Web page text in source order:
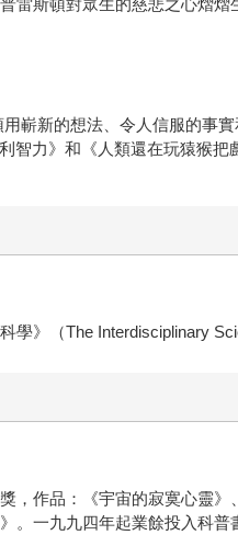
嶄新的想法、令人信服的事
智力》和《人類還在玩猿猴把
》（The Interdisciplinary
作品：《宇宙的寂寞心靈
一九九四年起業餘投入科